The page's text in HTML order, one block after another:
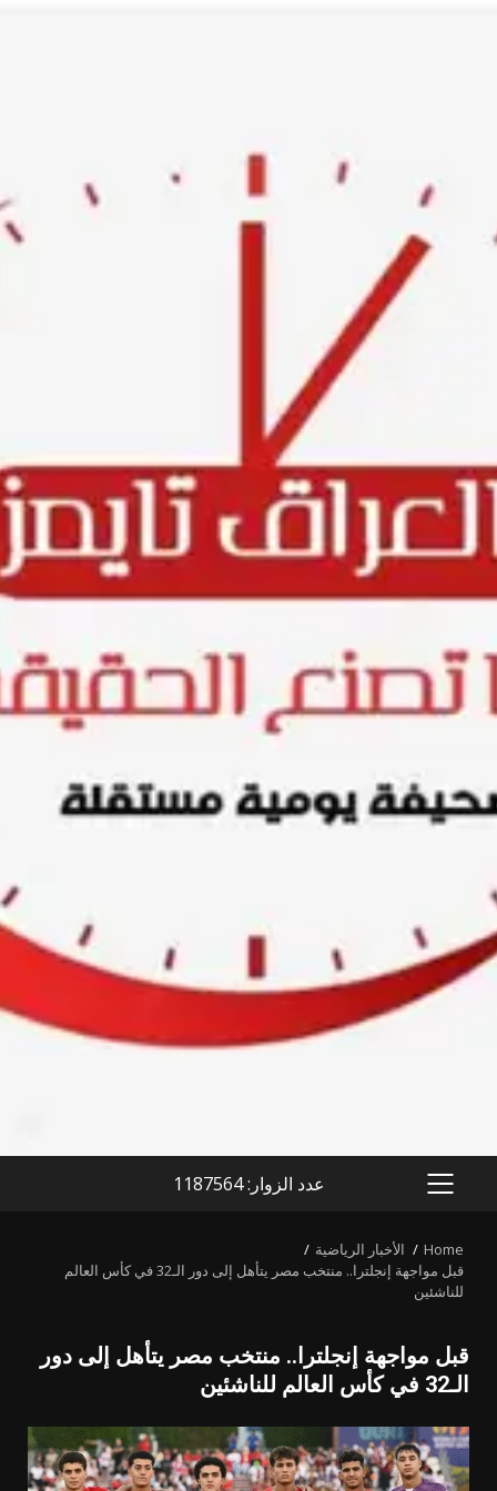
PRIMARY
عدد الزوار: 1187564
Home
الأخبار الرياضية
قبل مواجهة إنجلترا.. منتخب مصر يتأهل إلى دور الـ32 في كأس العالم
للناشئين
قبل مواجهة إنجلترا.. منتخب مصر يتأهل إلى دور
الـ32 في كأس العالم للناشئين